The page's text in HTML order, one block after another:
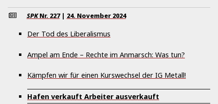
SPKNr. 227 | 24. November 2024
Der Tod des Liberalismus
Ampel am Ende – Rechte im Anmarsch: Was tun?
Kämpfen wir für einen Kurswechsel der IG Metall!
Hafen verkauft Arbeiter ausverkauft